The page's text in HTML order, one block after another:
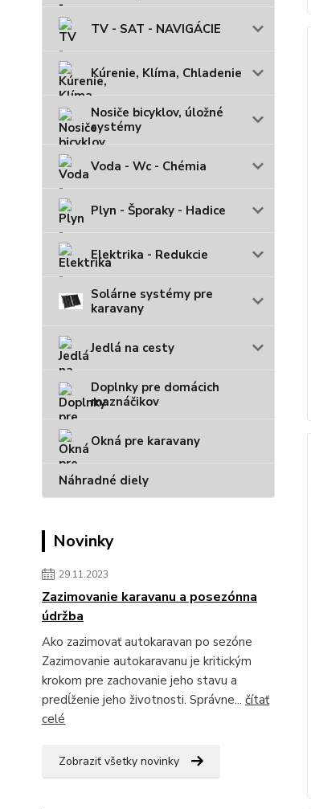
TV - SAT - NAVIGÁCIE
Kúrenie, Klíma, Chladenie
Nosiče bicyklov, úložné
systémy
Voda - Wc - Chémia
Plyn - Šporaky - Hadice
Elektrika - Redukcie
Solárne systémy pre
karavany
Jedlá na cesty
Doplnky pre domácich
maznáčikov
Okná pre karavany
Náhradné diely
Novinky
29.11.2023
Zazimovanie karavanu a posezónna
údržba
Ako zazimovať autokaravan po sezóne
Zazimovanie autokaravanu je kritickým
krokom pre zachovanie jeho stavu a
predĺženie jeho životnosti. Správne... čítať
celé
Zobraziť všetky novinky